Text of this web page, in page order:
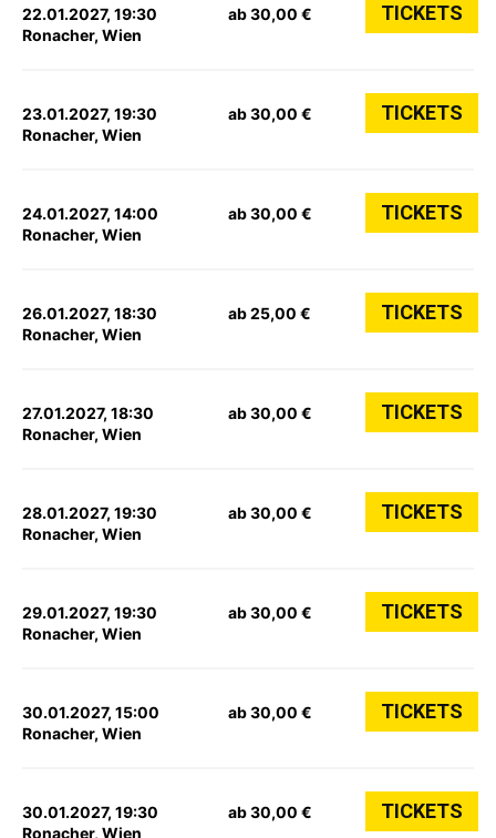
22.01.2027, 19:30
Ronacher, Wien
ab 30,00 € TICKETS
23.01.2027, 19:30
Ronacher, Wien
ab 30,00 € TICKETS
24.01.2027, 14:00
Ronacher, Wien
ab 30,00 € TICKETS
26.01.2027, 18:30
Ronacher, Wien
ab 25,00 € TICKETS
27.01.2027, 18:30
Ronacher, Wien
ab 30,00 € TICKETS
28.01.2027, 19:30
Ronacher, Wien
ab 30,00 € TICKETS
29.01.2027, 19:30
Ronacher, Wien
ab 30,00 € TICKETS
30.01.2027, 15:00
Ronacher, Wien
ab 30,00 € TICKETS
30.01.2027, 19:30
Ronacher, Wien
ab 30,00 € TICKETS